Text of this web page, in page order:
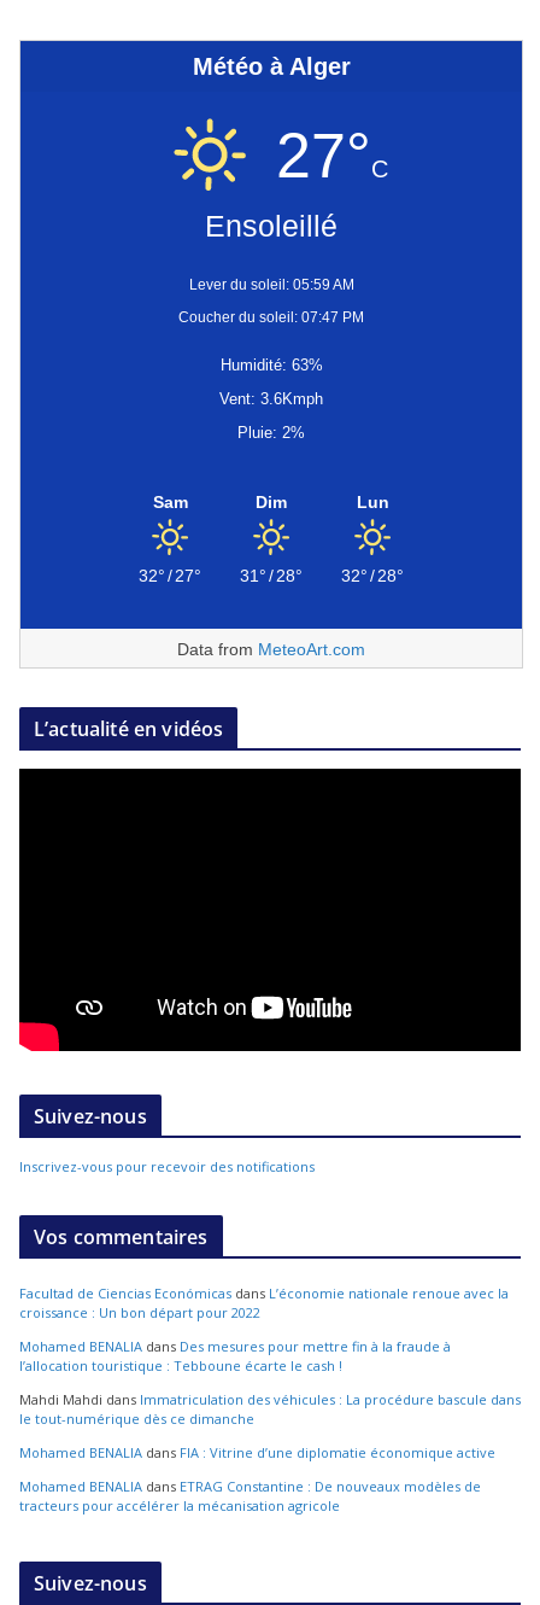
Météo à Alger
27°C
Ensoleillé
Lever du soleil: 05:59 AM
Coucher du soleil: 07:47 PM
Humidité: 63%
Vent: 3.6Kmph
Pluie: 2%
Sam
32°/27°
Dim
31°/28°
Lun
32°/28°
Data from MeteoArt.com
L’actualité en vidéos
Suivez-nous
Inscrivez-vous pour recevoir des notifications
Vos commentaires
Facultad de Ciencias Económicas dans L’économie nationale renoue avec la
croissance : Un bon départ pour 2022
Mohamed BENALIA dans Des mesures pour mettre fin à la fraude à
l’allocation touristique : Tebboune écarte le cash !
Mahdi Mahdi dans Immatriculation des véhicules : La procédure bascule dans
le tout-numérique dès ce dimanche
Mohamed BENALIA dans FIA : Vitrine d’une diplomatie économique active
Mohamed BENALIA dans ETRAG Constantine : De nouveaux modèles de
tracteurs pour accélérer la mécanisation agricole
Suivez-nous